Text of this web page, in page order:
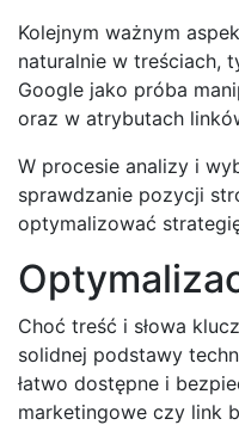
Kolejnym ważnym
naturalnie w treściach,
Google jako próba
oraz w atrybutach
W procesie analizy i
sprawdzanie pozycji
optymalizować
Choć treść i słowa
solidnej podstawy
łatwo dostępne i
marketingowe czy link